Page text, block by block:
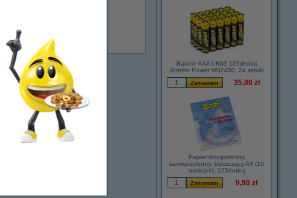
Dostępny
Baterie AAA LR03 123drukuj
Xtreme Power MN2400, 24 sztuki
35,00 zł
Papier fotograficzny
samoprzylepny, błyszczący A4 (10
naklejek), 123drukuj
9,90 zł